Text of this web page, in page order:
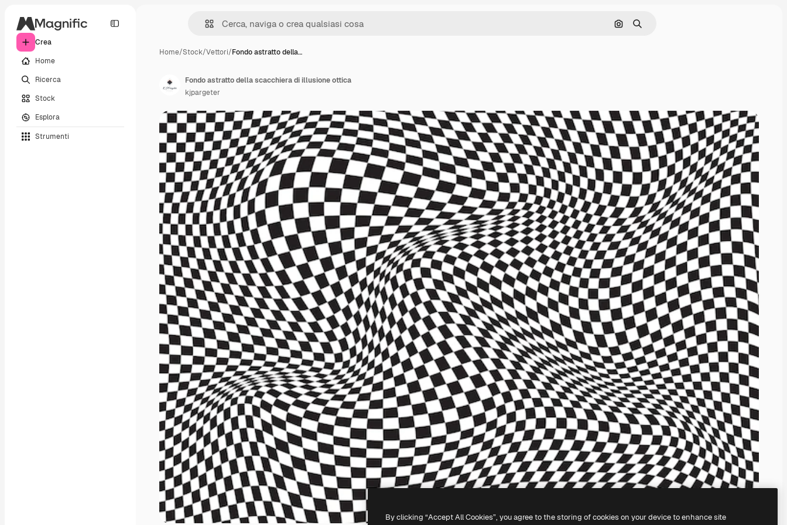
Crea
Home
Ricerca
Stock
Esplora
Strumenti
Cerca per immagine
Ricerca
Home/Stock/Vettori/Fondo astratto della…
Fondo astratto della scacchiera di illusione ottica
kjpargeter
By clicking “Accept All Cookies”, you agree to the storing of cookies on your device to enhance site